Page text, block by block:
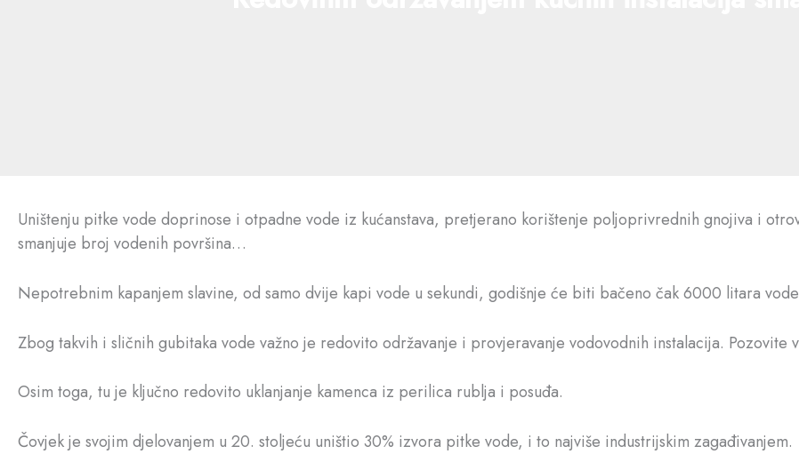
Uništenju pitke vode doprinose i otpadne vode iz kućanstava, pretjerano korištenje poljoprivrednih gnojiva i
smanjuje broj vodenih površina…
Nepotrebnim kapanjem slavine, od samo dvije kapi vode u sekundi, godišnje će biti bačeno čak 6000 litara
Zbog takvih i sličnih gubitaka vode važno je redovito održavanje i provjeravanje vodovodnih instalacija. Pozovite
Osim toga, tu je ključno redovito uklanjanje kamenca iz perilica rublja i posuđa.
Čovjek je svojim djelovanjem u 20. stoljeću uništio 30% izvora pitke vode, i to najviše industrijskim zagađivanjem.